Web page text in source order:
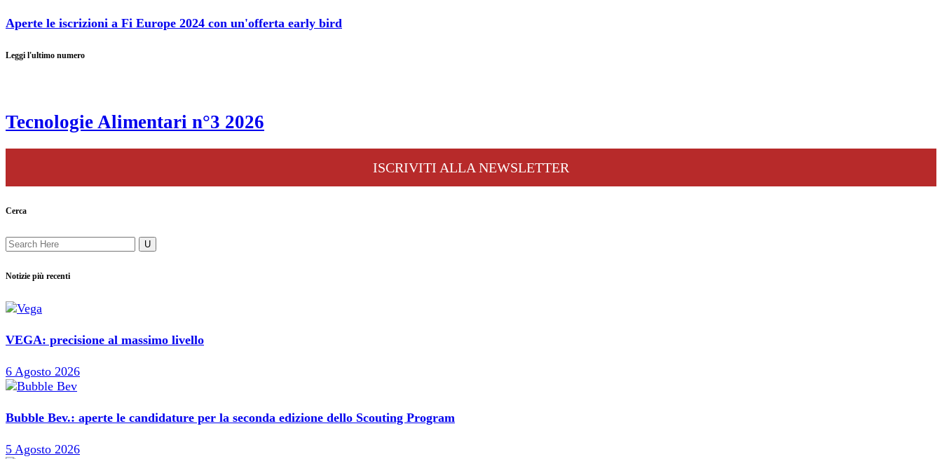
Aperte le iscrizioni a Fi Europe 2024 con un'offerta early bird
Leggi l'ultimo numero
Tecnologie Alimentari n°3 2026
ISCRIVITI ALLA NEWSLETTER
Cerca
Notizie più recenti
VEGA: precisione al massimo livello
6 Agosto 2026
Bubble Bev.: aperte le candidature per la seconda edizione dello Scouting Program
5 Agosto 2026